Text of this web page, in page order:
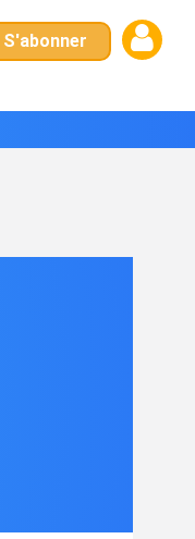
S'abonner